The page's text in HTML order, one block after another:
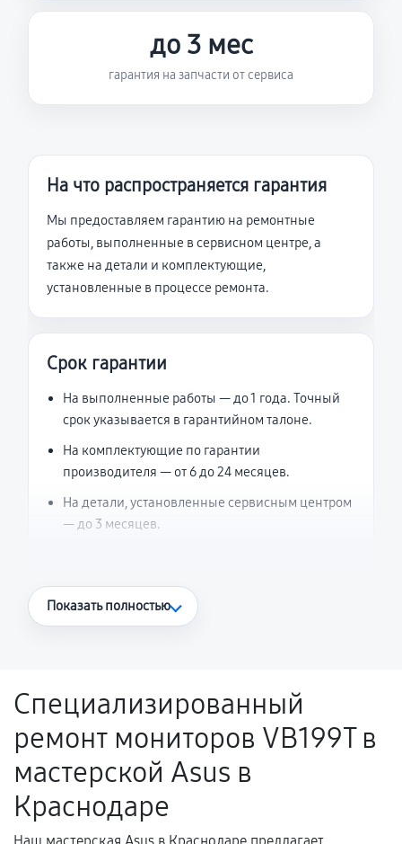
до 3 мес
гарантия на запчасти от сервиса
На что распространяется гарантия
Мы предоставляем гарантию на ремонтные
работы, выполненные в сервисном центре, а
также на детали и комплектующие,
установленные в процессе ремонта.
Срок гарантии
На выполненные работы — до 1 года. Точный
срок указывается в гарантийном талоне.
На комплектующие по гарантии
производителя — от 6 до 24 месяцев.
На детали, установленные сервисным центром
— до 3 месяцев.
Что считается гарантийным случаем
Поломка установленной детали при
нормальной эксплуатации в течение
гарантийного срока.
Несоответствие комплектующей заявленным
техническим характеристикам.
Показать полностью
Специализированный
ремонт мониторов VB199T в
мастерской Asus в
Краснодаре